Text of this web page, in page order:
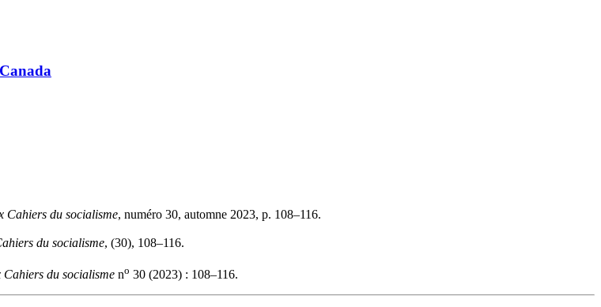
Cahiers du socialisme, numéro 30, automne 2023, p. 108–116.
du socialisme, (30), 108–116.
Cahiers du socialisme no 30 (2023) : 108–116.